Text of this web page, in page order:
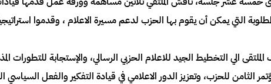
المطلوبة التي يمكن أن يقوم بها الحزب لدعم مسيرة الاعلام ، وقدموا
الي التخطيط الجيد للاعلام الحزبي الرسالي، والإستجابة للتطورات
الثامن للحزب، وتعزيز الدور الاعلامي في قيادة التفكير والفعل